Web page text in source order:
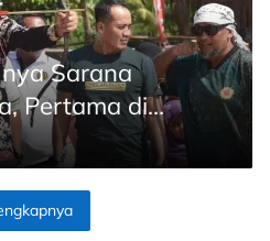
Sarana
Pertama di